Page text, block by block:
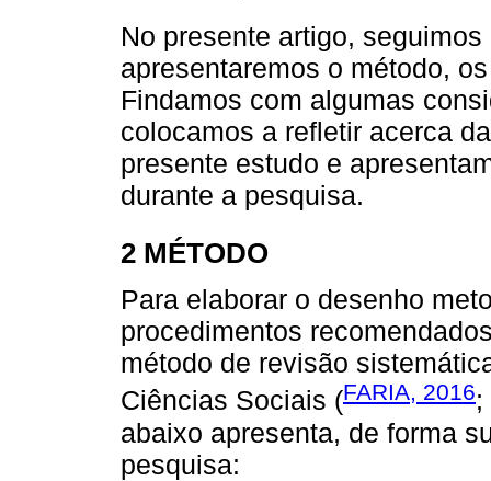
No presente artigo,
apresentaremos o método,
Findamos com algumas
colocamos a refletir acerca
presente estudo e
durante a pesquisa.
2 MÉTODO
Para elaborar o desenho
procedimentos
método de revisão
Ciências Sociais (FARIA, 2016;
abaixo apresenta, de forma
pesquisa: